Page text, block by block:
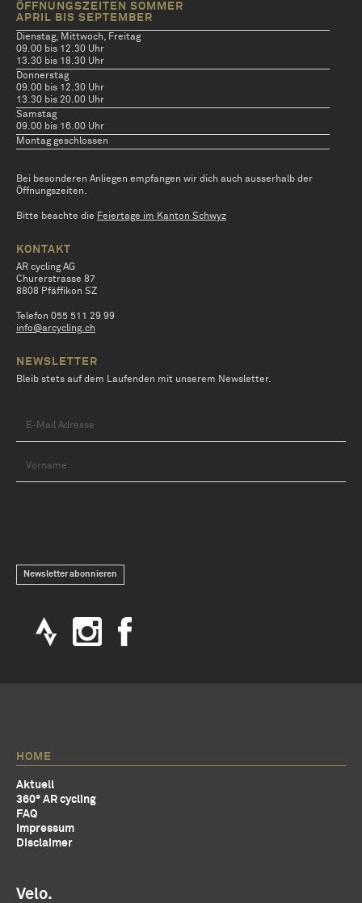
ÖFFNUNGSZEITEN SOMMER
APRIL BIS SEPTEMBER
Dienstag, Mittwoch, Freitag
09.00 bis 12.30 Uhr
13.30 bis 18.30 Uhr
Donnerstag
09.00 bis 12.30 Uhr
13.30 bis 20.00 Uhr
Samstag
09.00 bis 16.00 Uhr
Montag geschlossen
Bei besonderen Anliegen empfangen wir dich auch ausserhalb der
Öffnungszeiten.
Bitte beachte die Feiertage im Kanton Schwyz
KONTAKT
AR cycling AG
Churerstrasse 87
8808 Pfäffikon SZ
Telefon 055 511 29 99
info@arcycling.ch
NEWSLETTER
Bleib stets auf dem Laufenden mit unserem Newsletter.
HOME
Aktuell
360° AR cycling
FAQ
Impressum
Disclaimer
Velo.